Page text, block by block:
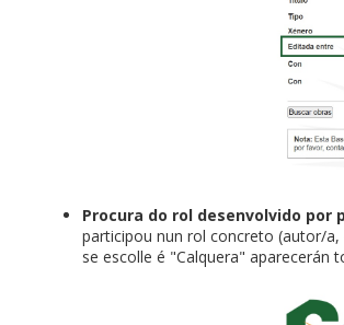
Procura do rol desenvolvido por
participou nun rol concreto (autor/
se escolle é "Calquera" aparecerán